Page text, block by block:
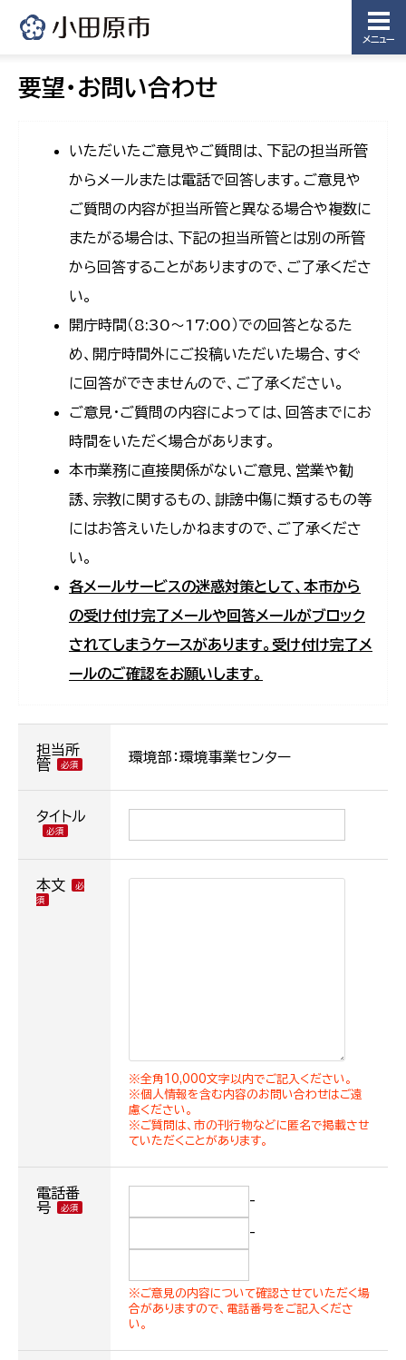
メニュー
要望・お問い合わせ
いただいたご意見やご質問は、下記の担当所管
からメールまたは電話で回答します。ご意見や
ご質問の内容が担当所管と異なる場合や複数に
またがる場合は、下記の担当所管とは別の所管
から回答することがありますので、ご了承くださ
い。
開庁時間（8:30〜17:00）での回答となるた
め、開庁時間外にご投稿いただいた場合、すぐ
に回答ができませんので、ご了承ください。
ご意見・ご質問の内容によっては、回答までにお
時間をいただく場合があります。
本市業務に直接関係がないご意見、営業や勧
誘、宗教に関するもの、誹謗中傷に類するもの等
にはお答えいたしかねますので、ご了承くださ
い。
各メールサービスの迷惑対策として、本市から
の受け付け完了メールや回答メールがブロック
されてしまうケースがあります。受け付け完了メ
ールのご確認をお願いします。
担当所
管
環境部：環境事業センター
タイトル
本文
※全角10,000文字以内でご記入ください。
※個人情報を含む内容のお問い合わせはご遠
慮ください。
※ご質問は、市の刊行物などに匿名で掲載させ
ていただくことがあります。
電話番
号
-
-
※ご意見の内容について確認させていただく場
合がありますので、電話番号をご記入くださ
い。